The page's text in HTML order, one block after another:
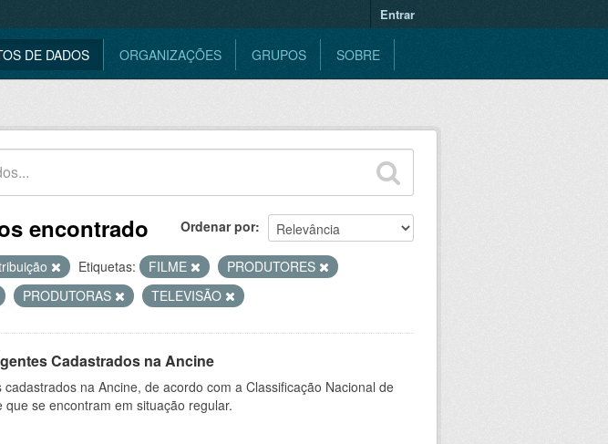
Entrar
DE DADOS ORGANIZAÇÕES GRUPOS SOBRE
Ordenar por
encontrado
Etiquetas: FILME
PRODUTORES
PRODUTORAS TELEVISÃO
Cadastrados na Ancine
na Ancine, de acordo com a Classificação Nacional de
se encontram em situação regular.